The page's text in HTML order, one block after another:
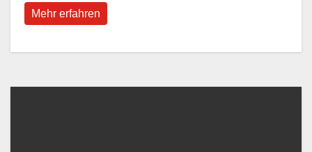
Mehr erfahren